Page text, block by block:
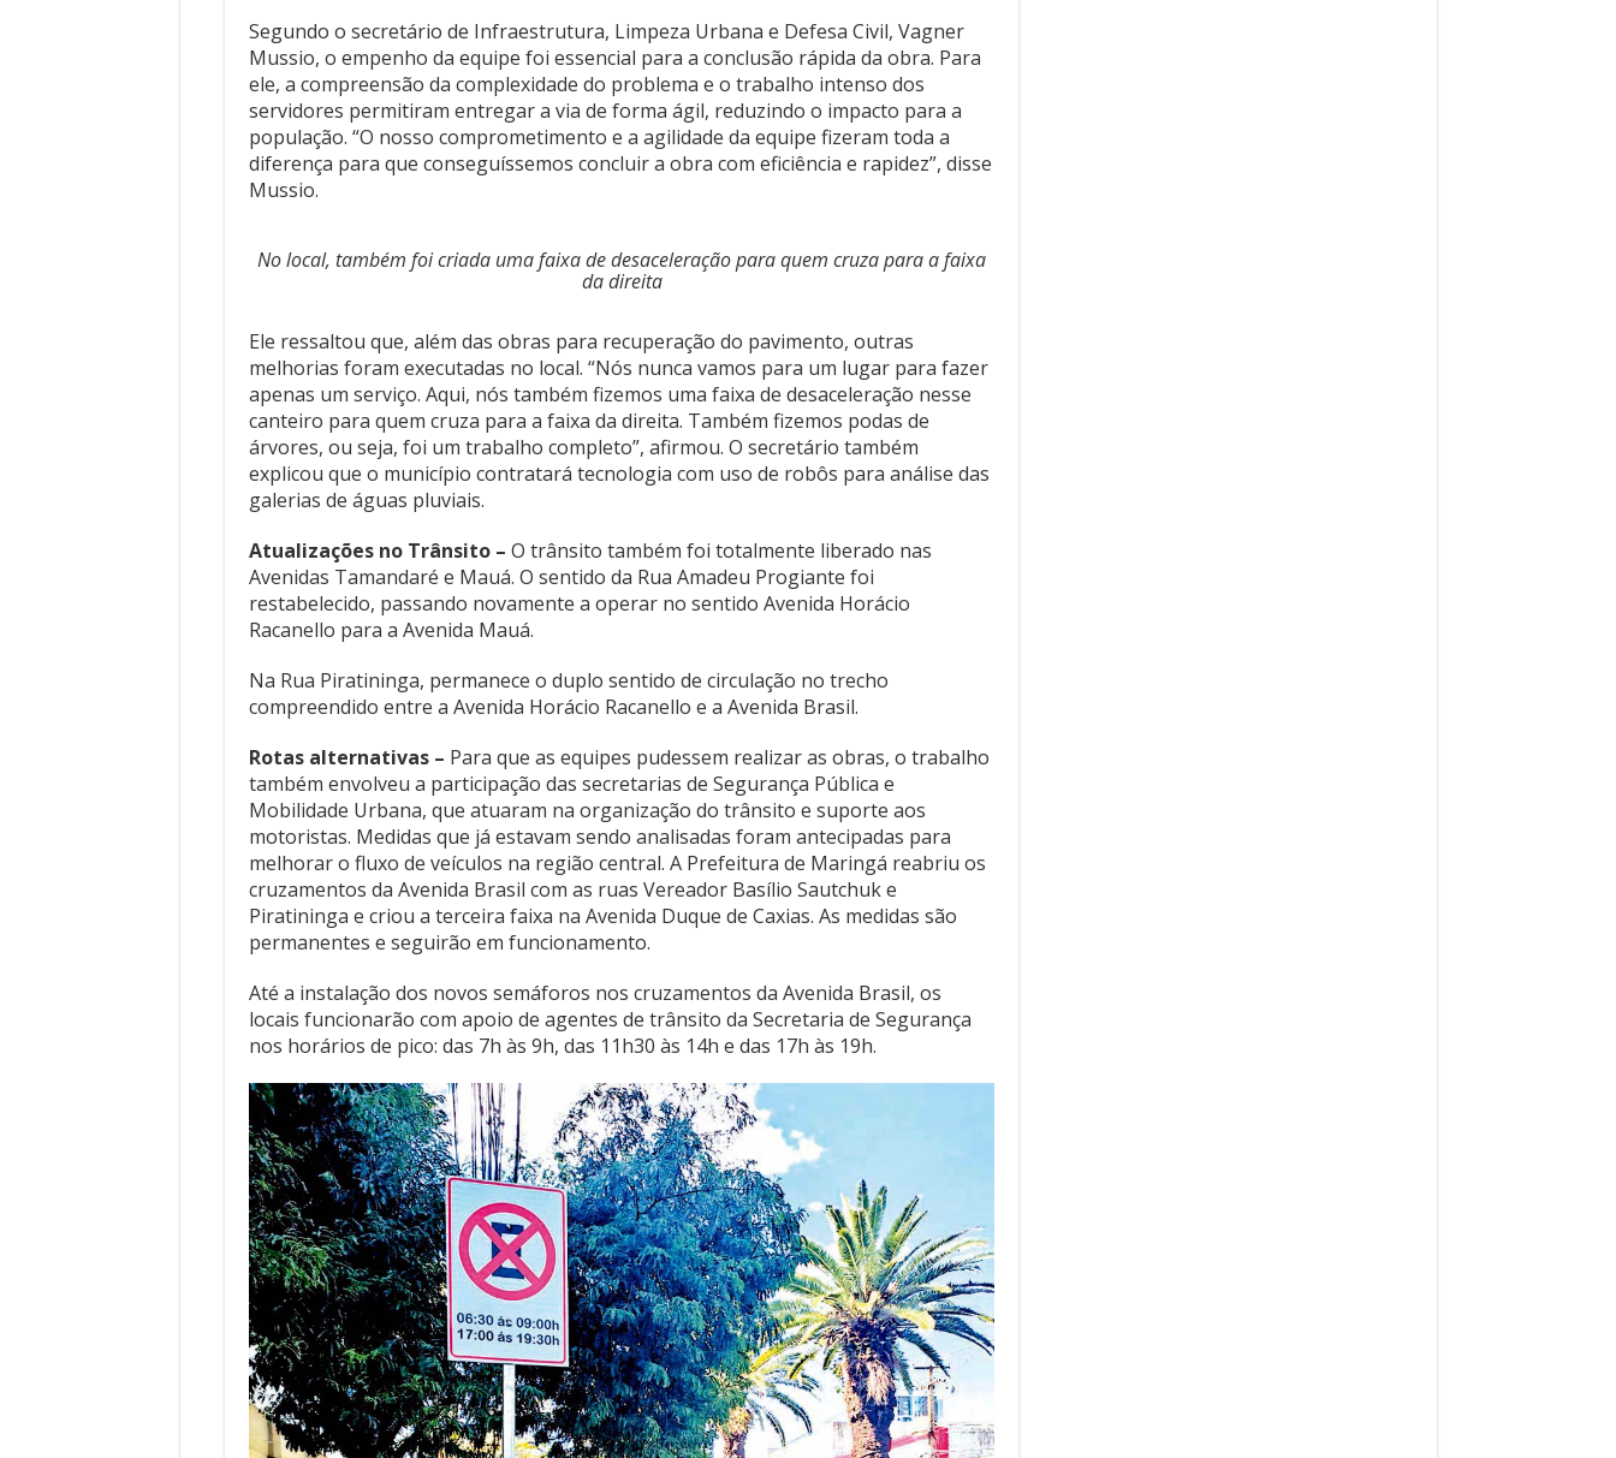
Segundo o secretário de Infraestrutura, Limpeza Urbana e Defesa Civil, Vagner
Mussio, o empenho da equipe foi essencial para a conclusão rápida da obra. Para
ele, a compreensão da complexidade do problema e o trabalho intenso dos
servidores permitiram entregar a via de forma ágil, reduzindo o impacto para a
população. “O nosso comprometimento e a agilidade da equipe fizeram toda a
diferença para que conseguíssemos concluir a obra com eficiência e rapidez”, disse
Mussio.
No local, também foi criada uma faixa de desaceleração para quem cruza para a faixa
da direita
Ele ressaltou que, além das obras para recuperação do pavimento, outras
melhorias foram executadas no local. “Nós nunca vamos para um lugar para fazer
apenas um serviço. Aqui, nós também fizemos uma faixa de desaceleração nesse
canteiro para quem cruza para a faixa da direita. Também fizemos podas de
árvores, ou seja, foi um trabalho completo”, afirmou. O secretário também
explicou que o município contratará tecnologia com uso de robôs para análise das
galerias de águas pluviais.
Atualizações no Trânsito – O trânsito também foi totalmente liberado nas
Avenidas Tamandaré e Mauá. O sentido da Rua Amadeu Progiante foi
restabelecido, passando novamente a operar no sentido Avenida Horácio
Racanello para a Avenida Mauá.
Na Rua Piratininga, permanece o duplo sentido de circulação no trecho
compreendido entre a Avenida Horácio Racanello e a Avenida Brasil.
Rotas alternativas – Para que as equipes pudessem realizar as obras, o trabalho
também envolveu a participação das secretarias de Segurança Pública e
Mobilidade Urbana, que atuaram na organização do trânsito e suporte aos
motoristas. Medidas que já estavam sendo analisadas foram antecipadas para
melhorar o fluxo de veículos na região central. A Prefeitura de Maringá reabriu os
cruzamentos da Avenida Brasil com as ruas Vereador Basílio Sautchuk e
Piratininga e criou a terceira faixa na Avenida Duque de Caxias. As medidas são
permanentes e seguirão em funcionamento.
Até a instalação dos novos semáforos nos cruzamentos da Avenida Brasil, os
locais funcionarão com apoio de agentes de trânsito da Secretaria de Segurança
nos horários de pico: das 7h às 9h, das 11h30 às 14h e das 17h às 19h.